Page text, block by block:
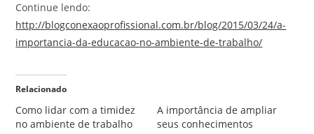
Continue lendo:
http://blogconexaoprofissional.com.br/blog/2015/03/24/a-
importancia-da-educacao-no-ambiente-de-trabalho/
Relacionado
Como lidar com a timidez
no ambiente de trabalho
A importância de ampliar
seus conhecimentos